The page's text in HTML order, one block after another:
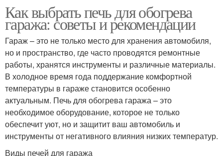
Как выбрать печь для обогрева
гаража: советы и рекомендации
Гараж – это не только место для хранения автомобиля,
но и пространство, где часто проводятся ремонтные
работы, хранятся инструменты и различные материалы.
В холодное время года поддержание комфортной
температуры в гараже становится особенно
актуальным. Печь для обогрева гаража – это
необходимое оборудование, которое не только
обеспечит уют, но и защитит ваш автомобиль и
инструменты от негативного влияния низких температур.
Виды печей для гаража